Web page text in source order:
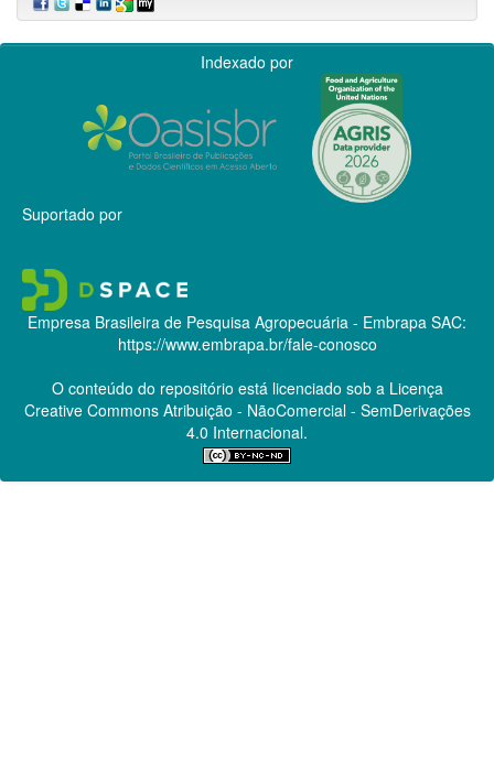
Indexado por
Suportado por
Empresa Brasileira de Pesquisa Agropecuária - Embrapa SAC:
https://www.embrapa.br/fale-conosco
O conteúdo do repositório está licenciado sob a Licença
Creative CommonsAtribuição - NãoComercial - SemDerivações
4.0 Internacional.